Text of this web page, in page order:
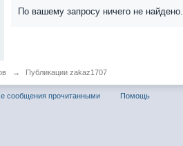
По вашему запросу ничего не найдено.
→ Публикации zakaz1707
сообщения прочитанными Помощь